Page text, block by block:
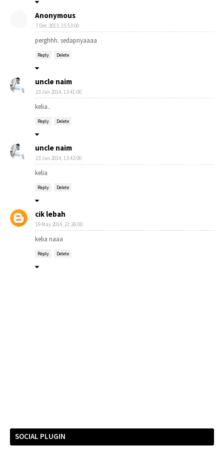
Anonymous
7 Dec 2013, 15:53:00
perghhh. sedapnyaaaa
Reply Delete
uncle naim
23 Jan 2014, 13:41:00
kelia..
Reply Delete
uncle naim
23 Jan 2014, 13:42:00
kelia
Reply Delete
cik lebah
19 May 2014, 21:26:00
kelia naaa
Reply Delete
SOCIAL PLUGIN